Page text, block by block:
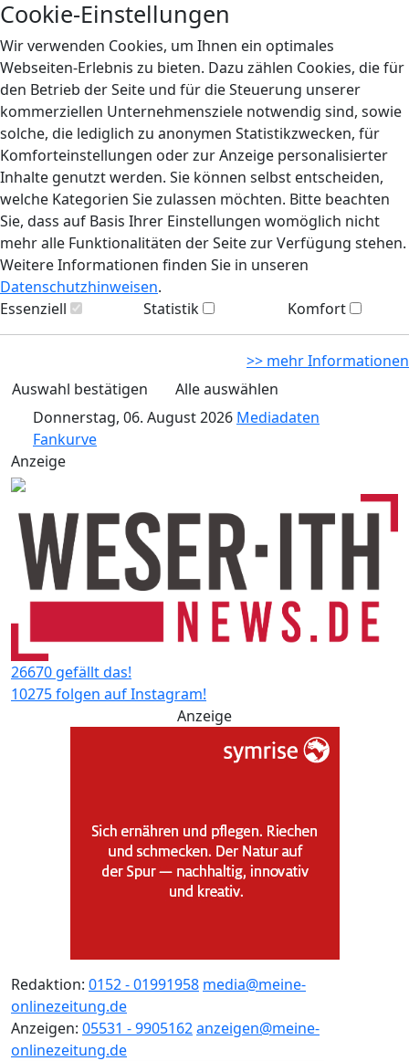
Cookie-Einstellungen
Wir verwenden Cookies, um Ihnen ein optimales
Webseiten-Erlebnis zu bieten. Dazu zählen Cookies, die für
den Betrieb der Seite und für die Steuerung unserer
kommerziellen Unternehmensziele notwendig sind, sowie
solche, die lediglich zu anonymen Statistikzwecken, für
Komforteinstellungen oder zur Anzeige personalisierter
Inhalte genutzt werden. Sie können selbst entscheiden,
welche Kategorien Sie zulassen möchten. Bitte beachten
Sie, dass auf Basis Ihrer Einstellungen womöglich nicht
mehr alle Funktionalitäten der Seite zur Verfügung stehen.
Weitere Informationen finden Sie in unseren
Datenschutzhinweisen.
Essenziell
Statistik Komfort
>> mehr Informationen
Auswahl bestätigen
Alle auswählen
Donnerstag, 06. August 2026 Mediadaten
Fankurve
Anzeige
26670 gefällt das!
10275 folgen auf Instagram!
Anzeige
Redaktion: 0152 - 01991958 media@meine-
onlinezeitung.de
Anzeigen: 05531 - 9905162anzeigen@meine-
onlinezeitung.de